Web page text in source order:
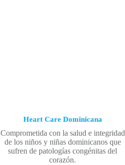
Heart Care Dominicana
Comprometida con la salud e integridad
de los niños y niñas dominicanos que
sufren de patologías congénitas del
corazón.